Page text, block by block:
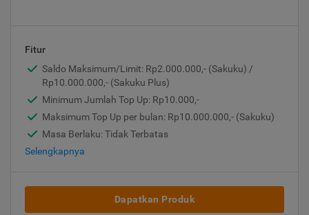
Fitur
Saldo Maksimum/Limit: Rp2.000.000,- (Sakuku) /
Rp10.000.000,- (Sakuku Plus)
Minimum Jumlah Top Up: Rp10.000,-
Maksimum Top Up per bulan: Rp10.000.000,- (Sakuku)
Masa Berlaku: Tidak Terbatas
Selengkapnya
Dapatkan Produk